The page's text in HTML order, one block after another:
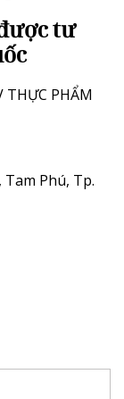
tư
THỰC PHẨM
Phú, Tp.